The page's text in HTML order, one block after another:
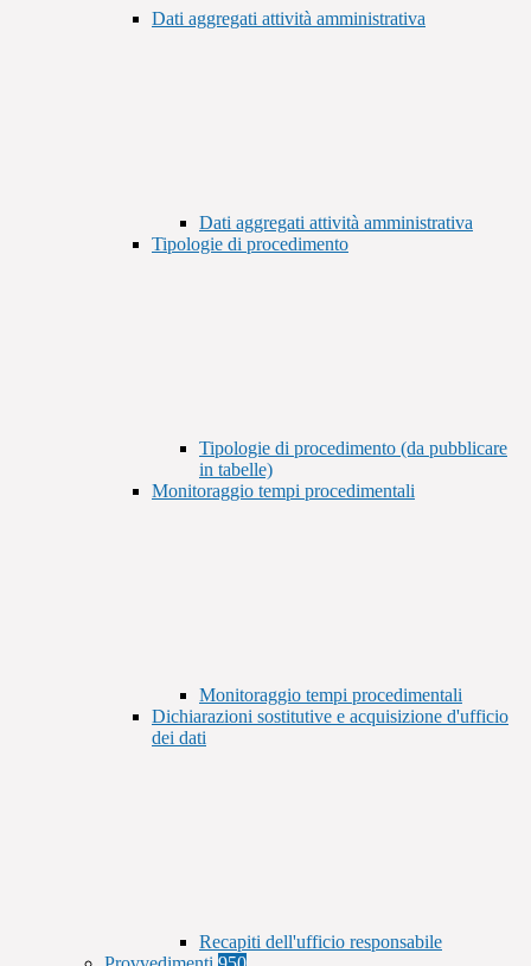
Dati aggregati attività amministrativa
Dati aggregati attività amministrativa
Tipologie di procedimento
Tipologie di procedimento (da pubblicare
in tabelle)
Monitoraggio tempi procedimentali
Monitoraggio tempi procedimentali
Dichiarazioni sostitutive e acquisizione d'ufficio
dei dati
Recapiti dell'ufficio responsabile